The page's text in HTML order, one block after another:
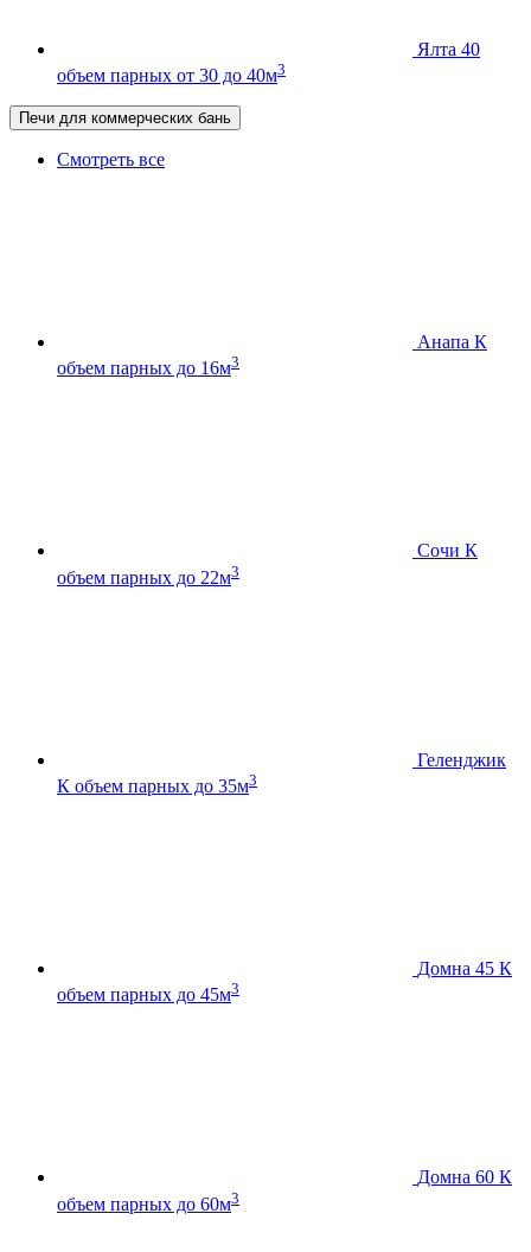
Ялта 40
объем парных от 30 до 40м3
Печи для коммерческих бань
Смотреть все
Анапа К
объем парных до 16м3
Сочи К
объем парных до 22м3
Геленджик
К объем парных до 35м3
Домна 45 К
объем парных до 45м3
Домна 60 К
объем парных до 60м3